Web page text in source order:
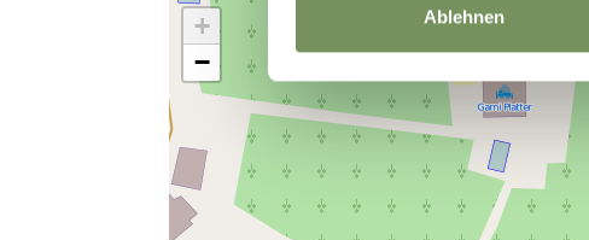
Ablehnen
+
−